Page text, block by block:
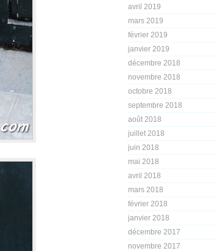
avril 2019
mars 2019
février 2019
janvier 2019
décembre 2018
novembre 2018
octobre 2018
septembre 2018
août 2018
juillet 2018
juin 2018
mai 2018
avril 2018
mars 2018
février 2018
janvier 2018
décembre 2017
novembre 2017